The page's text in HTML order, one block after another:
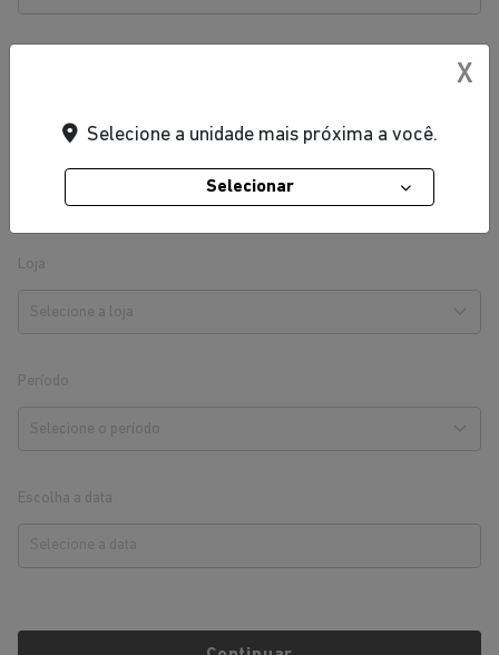
Loja
Período
Escolha a data
X
Selecione a unidade mais próxima a você.
Selecionar